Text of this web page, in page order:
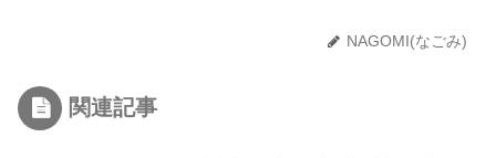
NAGOMI(なごみ)
関連記事